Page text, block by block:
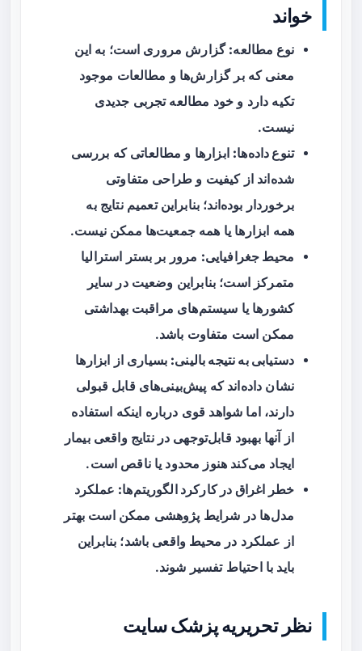
خواند
نوع مطالعه: گزارش مروری است؛ به این
معنی که بر گزارش‌ها و مطالعات موجود
تکیه دارد و خود مطالعه تجربی جدیدی
نیست.
تنوع داده‌ها: ابزارها و مطالعاتی که بررسی
شده‌اند از کیفیت و طراحی متفاوتی
برخوردار بوده‌اند؛ بنابراین تعمیم نتایج به
همه ابزارها یا همه جمعیت‌ها ممکن نیست.
محیط جغرافیایی: مرور بر بستر استرالیا
متمرکز است؛ بنابراین وضعیت در سایر
کشورها یا سیستم‌های مراقبت بهداشتی
ممکن است متفاوت باشد.
دستیابی به نتیجه بالینی: بسیاری از ابزارها
نشان داده‌اند که پیش‌بینی‌های قابل قبولی
دارند، اما شواهد قوی درباره اینکه استفاده
از آنها بهبود قابل‌توجهی در نتایج واقعی بیمار
ایجاد می‌کند هنوز محدود یا ناقص است.
خطر اغراق در کارکرد الگوریتم‌ها: عملکرد
مدل‌ها در شرایط پژوهشی ممکن است بهتر
از عملکرد در محیط واقعی باشد؛ بنابراین
باید با احتیاط تفسیر شوند.
نظر تحریریه پزشک سایت